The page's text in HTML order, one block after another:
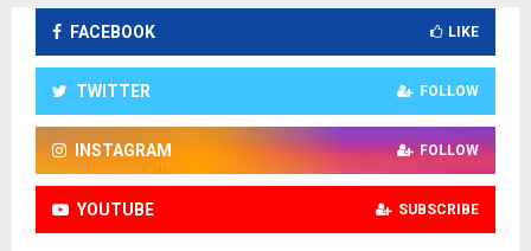
FACEBOOK LIKE
TWITTER FOLLOW
INSTAGRAM FOLLOW
YOUTUBE SUBSCRIBE